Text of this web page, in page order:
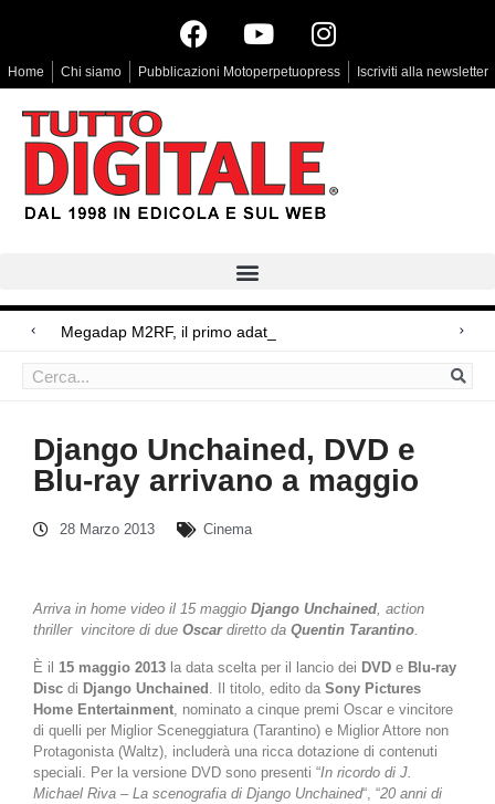
Home Chi siamo Pubblicazioni Motoperpetuopress Iscriviti alla newsletter
Megadap M2RF, il primo adattatore a
Arri Rental, evoluzioni in arrivo
Django Unchained, DVD e
Blu-ray arrivano a maggio
28 Marzo 2013 Cinema
Arriva in home video il 15 maggio Django Unchained, action
thriller vincitore di due Oscardiretto da Quentin Tarantino.
È il 15 maggio 2013 la data scelta per il lancio dei DVD e Blu-ray
Disc di Django Unchained . Il titolo, edito da Sony Pictures
Home Entertainment , nominato a cinque premi Oscar e vincitore
di quelli per Miglior Sceneggiatura (Tarantino) e Miglior Attore non
Protagonista (Waltz), includerà una ricca dotazione di contenuti
speciali. Per la versione DVD sono presenti “In ricordo di J.
Michael Riva – La scenografia di Django Unchained“, “20 anni di